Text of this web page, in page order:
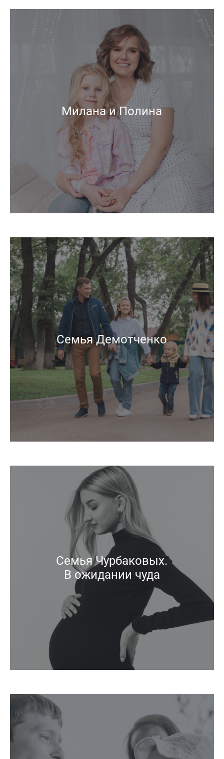
Милана и Полина
Семья Демотченко
Семья Чурбаковых.
В ожидании чуда